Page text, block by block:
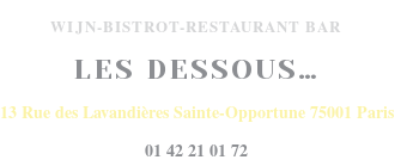
WIJN-BISTROT-RESTAURANT BAR
LES DESSOUS…
13 Rue des Lavandières Sainte-Opportune 75001 Paris
01 42 21 01 72